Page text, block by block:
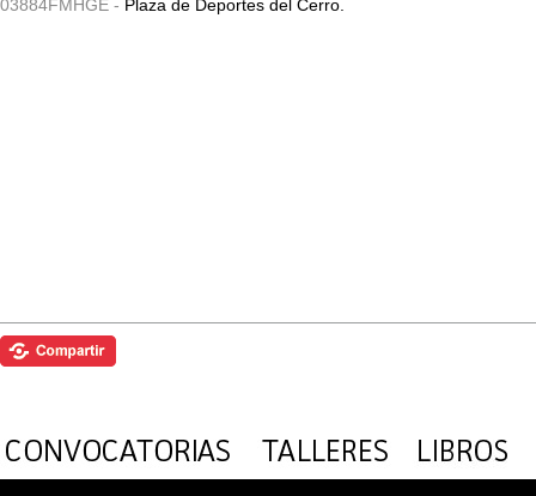
03884FMHGE - Plaza de Deportes del Cerro.